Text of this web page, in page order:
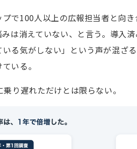
で100人以上の広報担当者と向
は消えていない、と言う。導入
る気がしない」という声が混ざ
いる。
り遅れただけとは限らない。